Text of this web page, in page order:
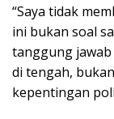
“Saya tidak
ini bukan soal
tanggung
di tengah,
kepentingan